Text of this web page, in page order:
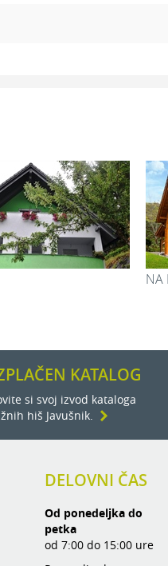
KATALOG
si svoj izvod kataloga
hiš Javušnik.
DELOVNI ČAS
Od ponedeljka do
petka
od 7:00 do 15:00 ure